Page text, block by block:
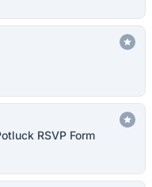
RSVP Form